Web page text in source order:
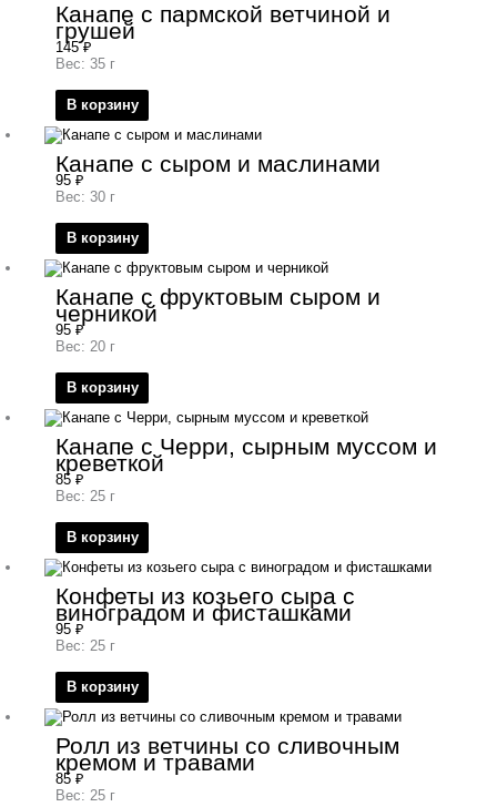
Канапе с пармской ветчиной и
грушей
145₽
Вес: 35 г
В корзину
Канапе с сыром и маслинами
95 ₽
Вес: 30 г
В корзину
Канапе с фруктовым сыром и
черникой
95 ₽
Вес: 20 г
В корзину
Канапе с Черри, сырным муссом и
креветкой
85 ₽
Вес: 25 г
В корзину
Конфеты из козьего сыра с
виноградом и фисташками
95 ₽
Вес: 25 г
В корзину
Ролл из ветчины со сливочным
кремом и травами
85 ₽
Вес: 25 г